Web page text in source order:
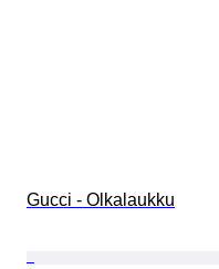
Gucci - Olkalaukku